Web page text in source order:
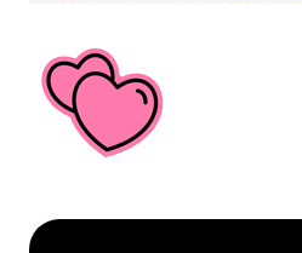
bistrot de village, en plein
brunch authentique avec
13€ Lire notre article sur
Répondre